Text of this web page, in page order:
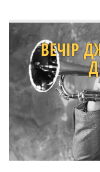
ВЕЧІР